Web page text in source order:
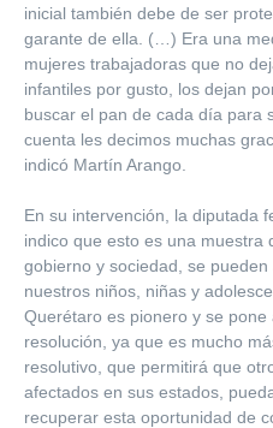
inicial también debe de ser
garante de ella. (…) Era una
mujeres trabajadoras que no
infantiles por gusto, los dejan
buscar el pan de cada día para
cuenta les decimos muchas
indicó Martín Arango.
En su intervención, la diputada
indico que esto es una muestra
gobierno y sociedad, se
nuestros niños, niñas y
Querétaro es pionero y se
resolución, ya que es mucho
resolutivo, que permitirá que
afectados en sus estados,
recuperar esta oportunidad de